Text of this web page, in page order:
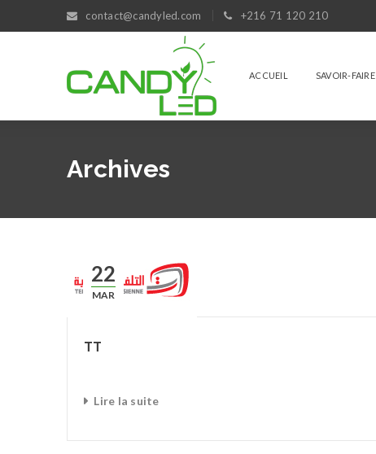
contact@candyled.com +216 71 120 210
ACCUEIL SAVOIR-FAIRE
Archives
22
MAR
TT
Lire la suite